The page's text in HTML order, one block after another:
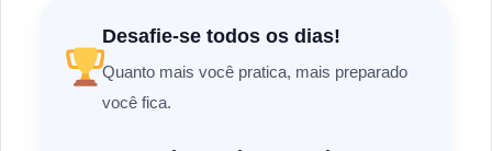
Desafie-se todos os dias!
Quanto mais você pratica, mais preparado
você fica.